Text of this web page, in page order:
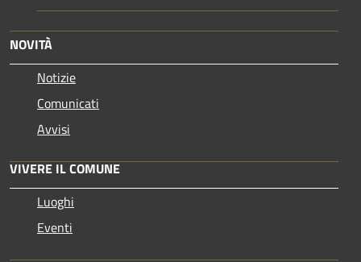
NOVITÀ
Notizie
Comunicati
Avvisi
VIVERE IL COMUNE
Luoghi
Eventi